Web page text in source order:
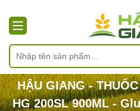
HẬU GIANG -
HG 200SL 900ML -